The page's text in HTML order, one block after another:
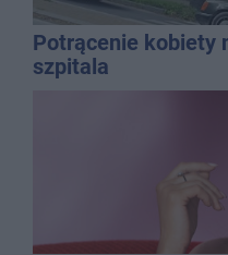
Potrącenie kobiety
szpitala